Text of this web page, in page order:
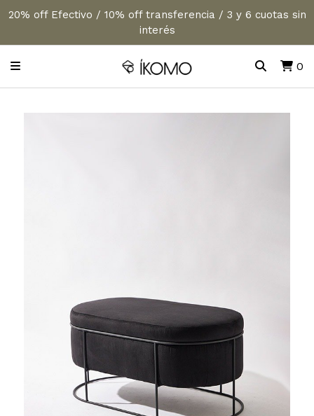
20% off Efectivo / 10% off transferencia / 3 y 6 cuotas sin
interés
0